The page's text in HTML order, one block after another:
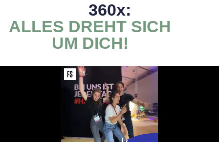
360x:
ALLES DREHT SICH
UM DICH!